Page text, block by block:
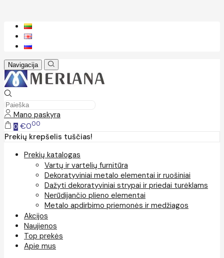
Navigacija
Mano paskyra
0 €000
Prekių krepšelis tuščias!
Prekių katalogas
Vartų ir vartelių furnitūra
Dekoratyviniai metalo elementai ir ruošiniai
Dažyti dekoratyviniai strypai ir priedai turėklams
Nerūdijančio plieno elementai
Metalo apdirbimo priemonės ir medžiagos
Akcijos
Naujienos
Top prekės
Apie mus